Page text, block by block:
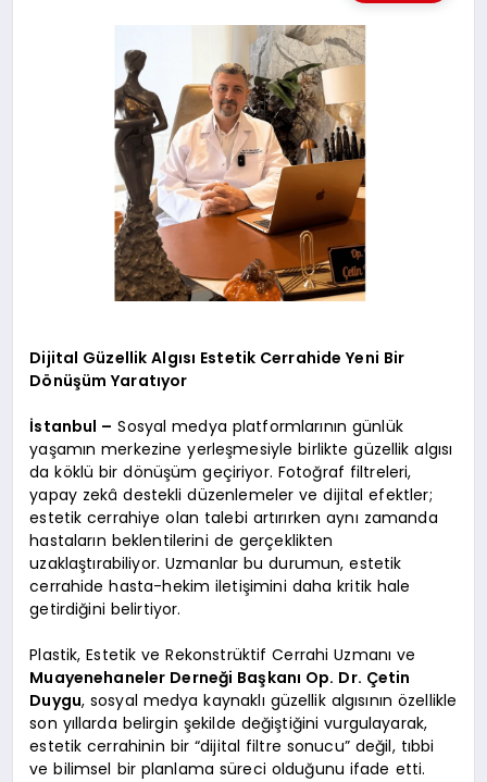
Dijital Güzellik Algısı Estetik Cerrahide Yeni Bir
Dönüşüm Yaratıyor
İstanbul – Sosyal medya platformlarının günlük
yaşamın merkezine yerleşmesiyle birlikte güzellik algısı
da köklü bir dönüşüm geçiriyor. Fotoğraf filtreleri,
yapay zekâ destekli düzenlemeler ve dijital efektler;
estetik cerrahiye olan talebi artırırken aynı zamanda
hastaların beklentilerini de gerçeklikten
uzaklaştırabiliyor. Uzmanlar bu durumun, estetik
cerrahide hasta-hekim iletişimini daha kritik hale
getirdiğini belirtiyor.
Plastik, Estetik ve Rekonstrüktif Cerrahi Uzmanı ve
Muayenehaneler Derneği Başkanı Op. Dr. Çetin
Duygu, sosyal medya kaynaklı güzellik algısının özellikle
son yıllarda belirgin şekilde değiştiğini vurgulayarak,
estetik cerrahinin bir “dijital filtre sonucu” değil, tıbbi
ve bilimsel bir planlama süreci olduğunu ifade etti.